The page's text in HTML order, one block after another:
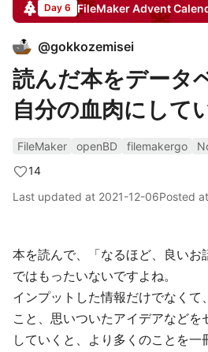
Day 6 FileMakerAdvent
@gokkozemisei
読んだ本をデータ
自分の血肉にして
FileMaker openBD filemakergo
14
Last updated at 2021-12-06Posted at
本を読んで、「なるほど、良いお
ではもったいないですよね。
インプットした情報だけでなくて
こと、思いついたアイデアなどを
していくと、より多くのことを